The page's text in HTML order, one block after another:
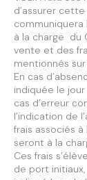
d’assurer
communiquera
à la charge du
vente et des
mentionnés
En cas
indiquée le
cas d’erreur
l’indication de
frais associés à
seront à la
Ces frais
de port